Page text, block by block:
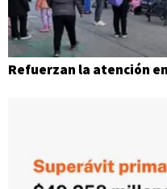
Refuerzan la atención